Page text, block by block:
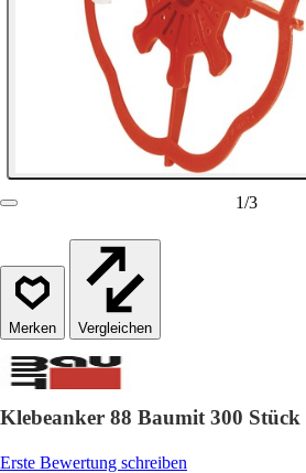
1/3
Vergleichen
Klebeanker 88 Baumit 300 Stück
Erste Bewertung schreiben